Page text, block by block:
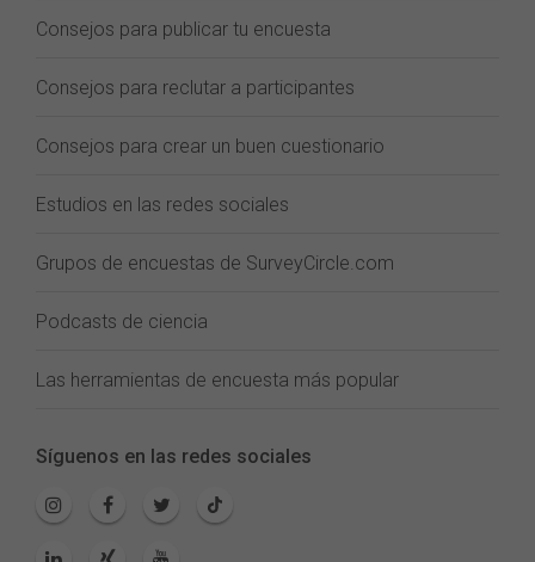
Consejos para publicar tu encuesta
Consejos para reclutar a participantes
Consejos para crear un buen cuestionario
Estudios en las redes sociales
Grupos de encuestas de SurveyCircle.com
Podcasts de ciencia
Las herramientas de encuesta más popular
Síguenos en las redes sociales